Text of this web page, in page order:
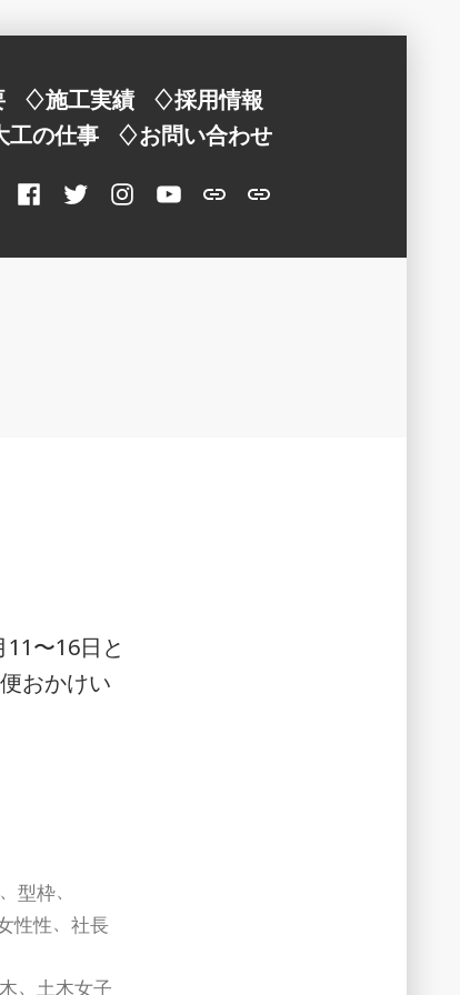
♢施工実績
♢採用情報
の仕事
♢お問い合わせ
Facebook
twitterInstagram
YouTube
【
枠
型
大
〜16日と
おかけい
、 型枠、
性性
社長
、 土木女子